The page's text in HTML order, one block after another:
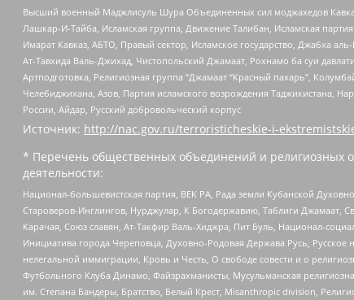
Высший военный Маджлисуль Шура Объединенных сил моджахедов
Лашкар-И-Тайба, Исламская группа, Движение Талибан, Исламская
Имарат Кавказ, АБТО, Правый сектор, Исламское государство, Джабха
Ат-Тавхида Валь-Джихад, Чистопольский Джамаат, Рохнамо ба суи
Артподготовка, Религиозная группа “Джамаат “Красный пахарь”,
Челебиджихана, Азов, Партия исламского возрождения Таджикистана,
России, Айдар, Русский добровольческий корпус
Источник: http://nac.gov.ru/terroristicheskie-i-
* Перечень общественных объединений и религиозных
деятельности:
Национал-большевистская партия, ВЕК РА, Рада земли Кубанской
Староверов-Инглингов, Нурджулар, К Богодержавию, Таблиги Джамаат,
Карачая, Союз славян, Ат-Такфир Валь-Хиджра, Пит Буль, Национал-
Инициатива города Череповца, Духовно-Родовая Держава Русь,
нелегальной иммиграции, Кровь и Честь, О свободе совести и о
Футбольного Клуба Динамо, Файзрахманисты, Мусульманская
им. Степана Бандеры, Братство, Белый Крест, Misanthropic division,